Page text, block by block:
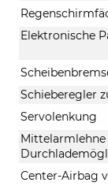
Elektronische
Schieberegler
Servolenkung
Center-Airbag